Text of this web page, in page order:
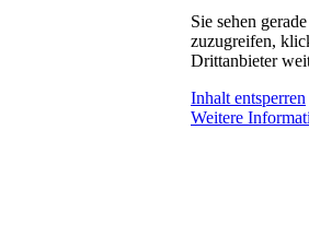
Sie sehen
zuzugreifen,
Drittanbieter
Inhalt entsperren
Weitere